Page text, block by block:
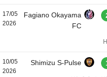
17/05
2026
Fagiano Okayama
FC
10/05
2026
Shimizu S-Pulse